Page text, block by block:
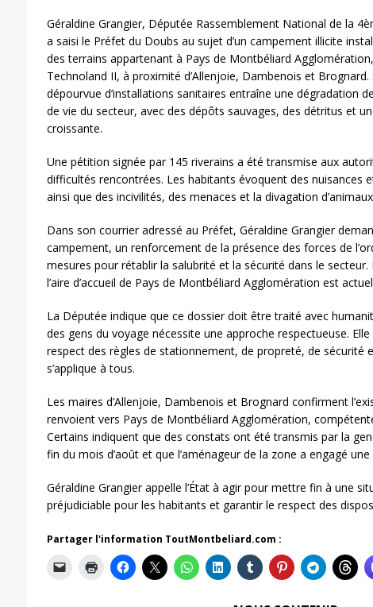
Géraldine Grangier, Députée Rassemblement National de la
a saisi le Préfet du Doubs au sujet d’un campement illicite
des terrains appartenant à Pays de Montbéliard
Technoland II, à proximité d’Allenjoie, Dambenois et Brognard.
dépourvue d’installations sanitaires entraîne une dégradation
de vie du secteur, avec des dépôts sauvages, des détritus et
croissante.
Une pétition signée par 145 riverains a été transmise aux
difficultés rencontrées. Les habitants évoquent des nuisances
ainsi que des incivilités, des menaces et la divagation
Dans son courrier adressé au Préfet, Géraldine Grangier
campement, un renforcement de la présence des forces de
mesures pour rétablir la salubrité et la sécurité dans le secteur.
l’aire d’accueil de Pays de Montbéliard Agglomération est
La Députée indique que ce dossier doit être traité avec
des gens du voyage nécessite une approche respectueuse.
respect des règles de stationnement, de propreté, de sécurité
s’applique à tous.
Les maires d’Allenjoie, Dambenois et Brognard confirment
renvoient vers Pays de Montbéliard Agglomération,
Certains indiquent que des constats ont été transmis par la
fin du mois d’août et que l’aménageur de la zone a engagé une
Géraldine Grangier appelle l’État à agir pour mettre fin à une
préjudiciable pour les habitants et garantir le respect des
Partager l'information ToutMontbeliard.com :